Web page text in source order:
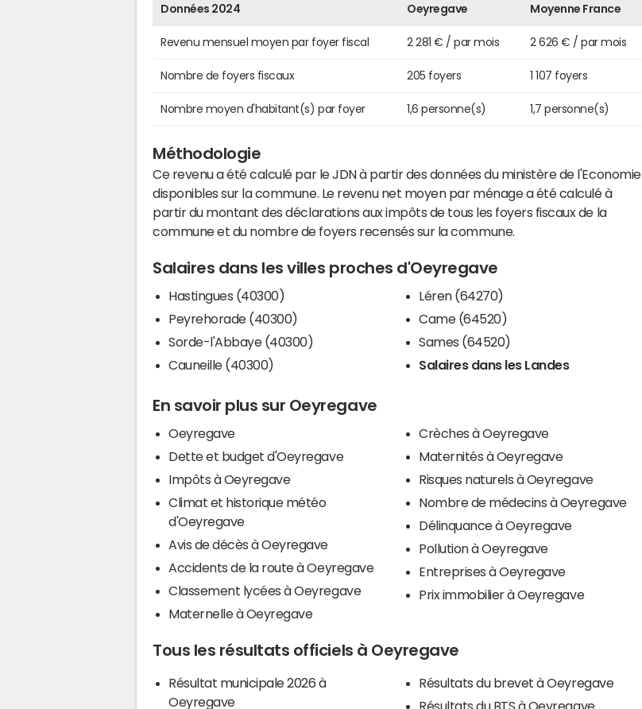
Données 2024 Oeyregave Moyenne France
Revenu mensuel moyen par foyer fiscal 2 281 € / par mois 2 626 € / par mois
Nombre de foyers fiscaux 205 foyers 1 107 foyers
Nombre moyen d'habitant(s) par foyer 1,6 personne(s) 1,7 personne(s)
Méthodologie
Ce revenu a été calculé par le JDN à partir des données du ministère de l'Economie
disponibles sur la commune. Le revenu net moyen par ménage a été calculé à
partir du montant des déclarations aux impôts de tous les foyers fiscaux de la
commune et du nombre de foyers recensés sur la commune.
Salaires dans les villes proches d'Oeyregave
Hastingues (40300)
Peyrehorade (40300)
Sorde-l'Abbaye (40300)
Cauneille (40300)
Léren (64270)
Came (64520)
Sames (64520)
Salaires dans les Landes
En savoir plus sur Oeyregave
Oeyregave
Dette et budget d'Oeyregave
Impôts à Oeyregave
Climat et historique météo
d'Oeyregave
Avis de décès à Oeyregave
Accidents de la route à Oeyregave
Classement lycées à Oeyregave
Maternelle à Oeyregave
Crèches à Oeyregave
Maternités à Oeyregave
Risques naturels à Oeyregave
Nombre de médecins à Oeyregave
Délinquance à Oeyregave
Pollution à Oeyregave
Entreprises à Oeyregave
Prix immobilier à Oeyregave
Tous les résultats officiels à Oeyregave
Résultat municipale 2026 à
Oeyregave
Résultats du brevet à Oeyregave
Résultats du BTS à Oeyregave